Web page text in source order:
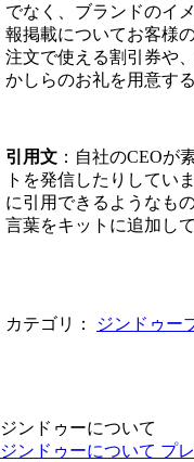
でなく、ブランドのイ
報掲載についてお客様
注文で使える割引券や
かしらのお礼を用意す
引用文 ：自社のCEOが
トを発信したりしてい
に引用できるようなも
言葉をキットに追加し
カテゴリ： ジンドゥー
ジンドゥーについて
ジンドゥーについて プ